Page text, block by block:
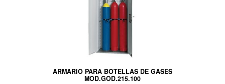
ARMARIO PARA BOTELLAS DE GASES
MOD.GOD.215.100